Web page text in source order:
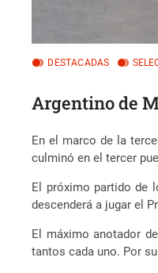
DESTACADAS
Argentino de
En el marco de la
culminó en el tercer
El próximo partido de
descenderá a jugar el
El máximo anotador
tantos cada uno. Por